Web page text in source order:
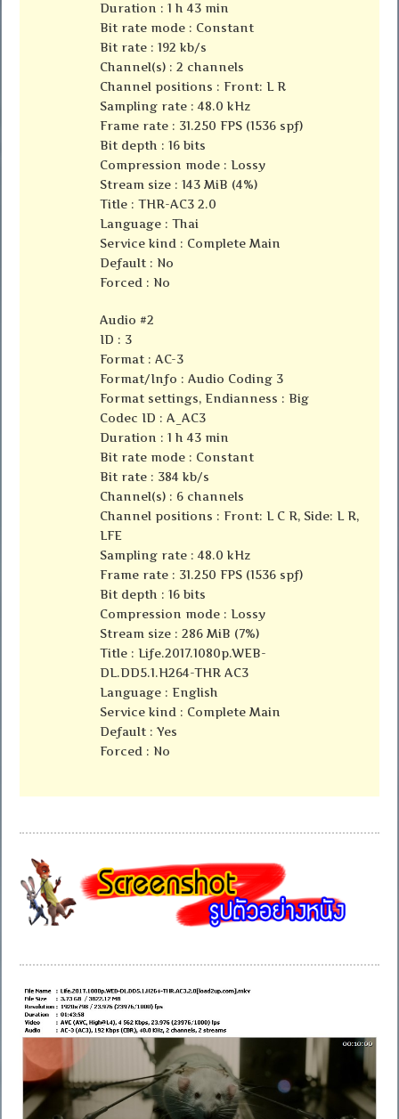
Duration : 1 h 43 min
Bit rate mode : Constant
Bit rate : 192 kb/s
Channel(s) : 2 channels
Channel positions : Front: L R
Sampling rate : 48.0 kHz
Frame rate : 31.250 FPS (1536 spf)
Bit depth : 16 bits
Compression mode : Lossy
Stream size : 143 MiB (4%)
Title : THR-AC3 2.0
Language : Thai
Service kind : Complete Main
Default : No
Forced : No
Audio #2
ID : 3
Format : AC-3
Format/Info : Audio Coding 3
Format settings, Endianness : Big
Codec ID : A_AC3
Duration : 1 h 43 min
Bit rate mode : Constant
Bit rate : 384 kb/s
Channel(s) : 6 channels
Channel positions : Front: L C R, Side: L R,
LFE
Sampling rate : 48.0 kHz
Frame rate : 31.250 FPS (1536 spf)
Bit depth : 16 bits
Compression mode : Lossy
Stream size : 286 MiB (7%)
Title : Life.2017.1080p.WEB-
DL.DD5.1.H264-THR AC3
Language : English
Service kind : Complete Main
Default : Yes
Forced : No